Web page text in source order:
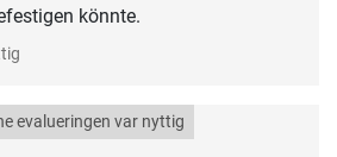
könnte.
evalueringen var nyttig